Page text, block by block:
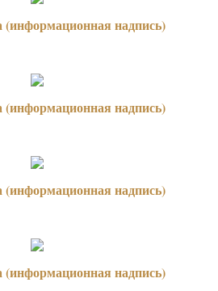
(информационная надпись)
(информационная надпись)
(информационная надпись)
(информационная надпись)